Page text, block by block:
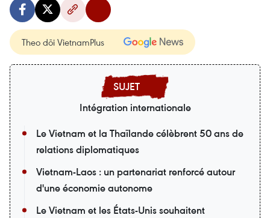
Theo dõi VietnamPlus
Intégration internationale
Le Vietnam et la Thaïlande célèbrent 50 ans de
relations diplomatiques
Vietnam-Laos : un partenariat renforcé autour
d'une économie autonome
Le Vietnam et les États-Unis souhaitent